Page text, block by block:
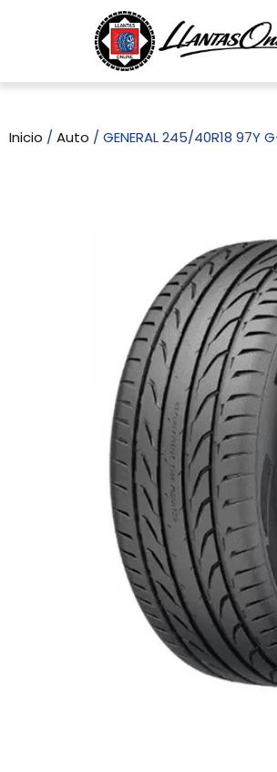
Inicio / Auto / GENERAL 245/40R18 97Y